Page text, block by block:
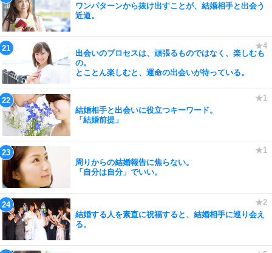
ワンパターンから抜け出すことが、結婚相手と出会う
近道。
出会いのプロセスは、頑張るものではなく、楽しむも
の。
とことん楽しむと、運命の出会いが待っている。
結婚相手と出会いに役立つキーワード。
「結婚前提」
周りからの結婚報告に焦らない。
「自分は自分」でいい。
結婚する人を素直に祝福すると、結婚相手に巡り会え
る。